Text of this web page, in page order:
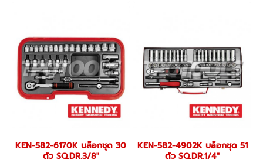
KEN-582-6170K บล็อกชุด 30
ตัว SQ.DR.3/8"
KEN-582-4902K บล็อกชุด 51
ตัว SQ.DR.1/4"